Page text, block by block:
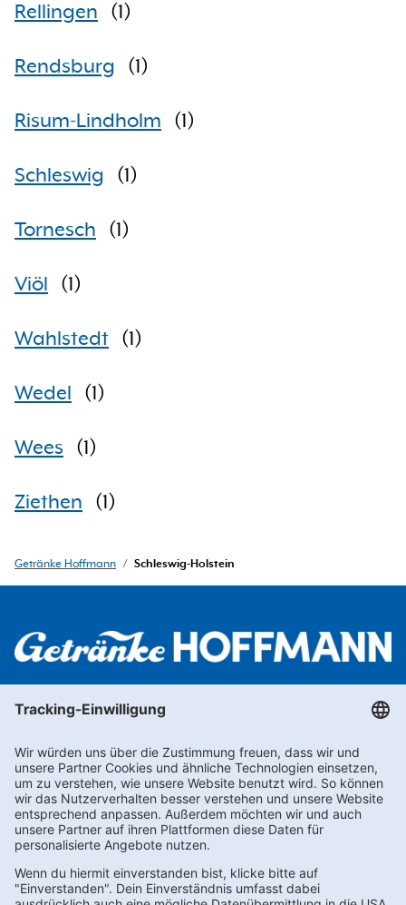
Rellingen (1)
Rendsburg (1)
Risum-Lindholm (1)
Schleswig (1)
Tornesch (1)
Viöl (1)
Wahlstedt (1)
Wedel (1)
Wees (1)
Ziethen (1)
Getränke Hoffmann / Schleswig-Holstein
Newsletter abonnieren
Kontakt
FAQs
Karriere